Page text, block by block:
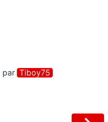
par Tiboy75